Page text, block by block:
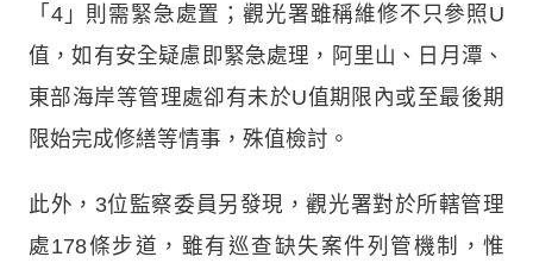
「4」則需緊急處置；觀光署雖稱維修不只參照U
值，如有安全疑慮即緊急處理，阿里山、日月潭、
東部海岸等管理處卻有未於U值期限內或至最後期
限始完成修繕等情事，殊值檢討。
此外，3位監察委員另發現，觀光署對於所轄管理
處178條步道，雖有巡查缺失案件列管機制，惟